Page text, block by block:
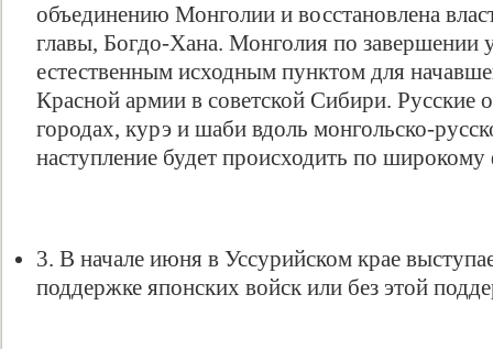
объединению Монголии и восстановлена
главы, Богдо-Хана. Монголия по завершении
естественным исходным пунктом для
Красной армии в советской Сибири. Русские
городах, курэ и шаби вдоль монгольско-
наступление будет происходить по
3. В начале июня в Уссурийском крае
поддержке японских войск или без этой